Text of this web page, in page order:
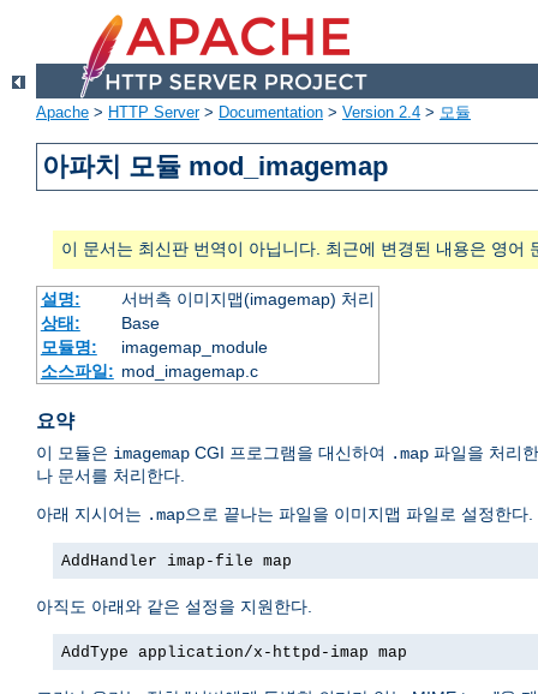
Apache > HTTP Server> Documentation > Version 2.4 > 모듈
아파치 모듈 mod_imagemap
이 문서는 최신판 번역이 아닙니다. 최근에 변경된 내용은 영어
설명:
서버측 이미지맵(imagemap) 처리
상태:
Base
모듈명:
imagemap_module
소스파일: mod_imagemap.c
요약
이 모듈은 imagemap CGI 프로그램을 대신하여 .map 파일을 처리
나 문서를 처리한다.
아래 지시어는 .map으로 끝나는 파일을 이미지맵 파일로 설정한다.
AddHandler imap-file map
아직도 아래와 같은 설정을 지원한다.
AddType application/x-httpd-imap map